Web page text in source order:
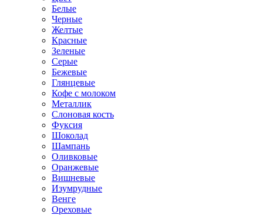
Белые
Черные
Желтые
Красные
Зеленые
Серые
Бежевые
Глянцевые
Кофе с молоком
Металлик
Слоновая кость
Фуксия
Шоколад
Шампань
Оливковые
Оранжевые
Вишневые
Изумрудные
Венге
Ореховые